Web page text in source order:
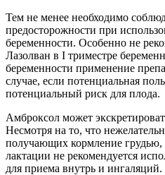
Тем не менее необходимо
предосторожности при
беременности. Особенно не
Лазолван в I триместре
беременности применение
случае, если потенциальная
потенциальный риск для плода.
Амброксол может
Несмотря на то, что
получающих кормление грудью,
лактации не рекомендуется
для приема внутрь и ингаляций.